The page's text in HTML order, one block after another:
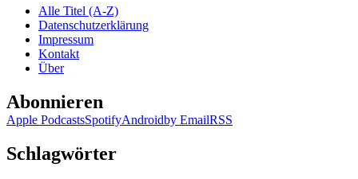
Alle Titel (A-Z)
Datenschutzerklärung
Impressum
Kontakt
Über
Abonnieren
Apple PodcastsSpotifyAndroidby EmailRSS
Schlagwörter